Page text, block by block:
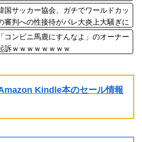
打撲、頸部損傷・・・
国サッカー協会、ガチでワールドカッ
審判への性接待がバレ大炎上大騒ぎに
ｗｗｗ
コンビニ馬鹿にすんなよ」のオーナー
訴ｗｗｗｗｗｗｗｗ
Kindle本のセール情報